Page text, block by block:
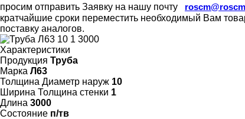
просим отправить Заявку на нашу почту
кратчайшие сроки переместить необходимый Вам
поставку аналогов.
Характеристики
Продукция Труба
Марка Л63
Толщина Диаметр наруж 10
Ширина Толщина стенки 1
Длина 3000
Состояние п/тв